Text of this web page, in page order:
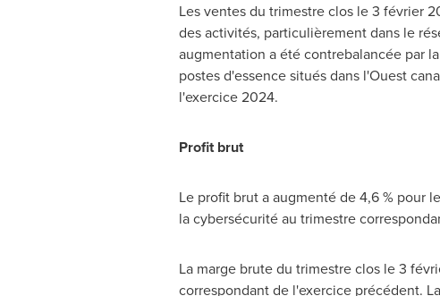
Les ventes du trimestre clos le 3 février
des activités, particulièrement dans le
augmentation a été contrebalancée par
postes d'essence situés dans l'Ouest
l'exercice 2024.
Profit brut
Le profit brut a augmenté de 4,6 % pour
la cybersécurité au trimestre
La marge brute du trimestre clos le 3
correspondant de l'exercice précédent.